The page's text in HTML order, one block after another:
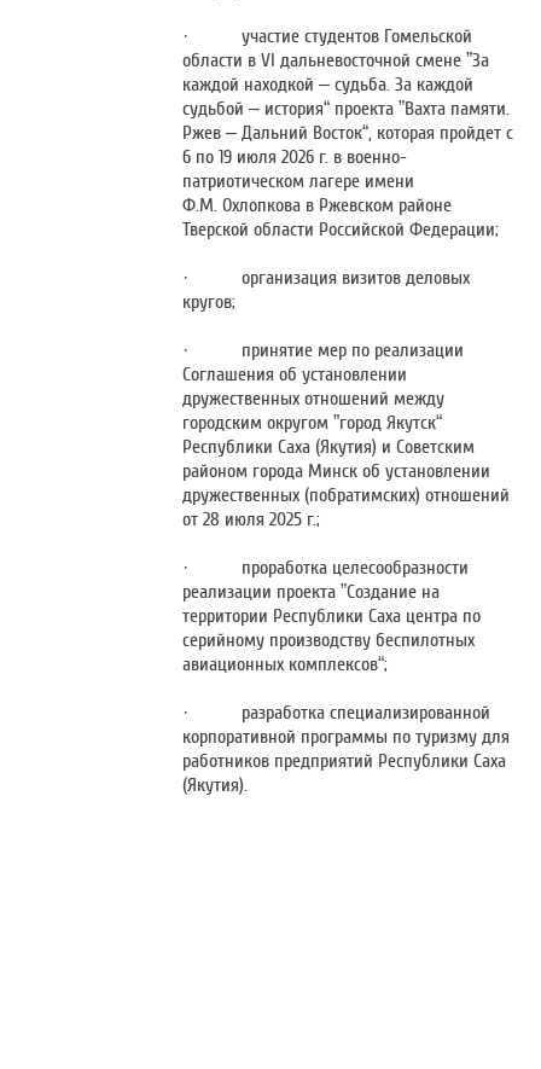
· участие студентов Гомельской
области в VI дальневосточной смене ”За
каждой находкой – судьба. За каждой
судьбой – история“ проекта ”Вахта памяти.
Ржев – Дальний Восток“, которая пройдет с
6 по 19 июля 2026 г. в военно-
патриотическом лагере имени
Ф.М. Охлопкова в Ржевском районе
Тверской области Российской Федерации;
· организация визитов деловых
кругов;
· принятие мер по реализации
Соглашения об установлении
дружественных отношений между
городским округом ”город Якутск“
Республики Саха (Якутия) и Советским
районом города Минск об установлении
дружественных (побратимских) отношений
от 28 июля 2025 г.;
· проработка целесообразности
реализации проекта ”Создание на
территории Республики Саха центра по
серийному производству беспилотных
авиационных комплексов“;
· разработка специализированной
корпоративной программы по туризму для
работников предприятий Республики Саха
(Якутия).